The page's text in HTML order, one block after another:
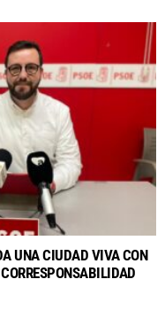
UNA CIUDAD VIVA CON